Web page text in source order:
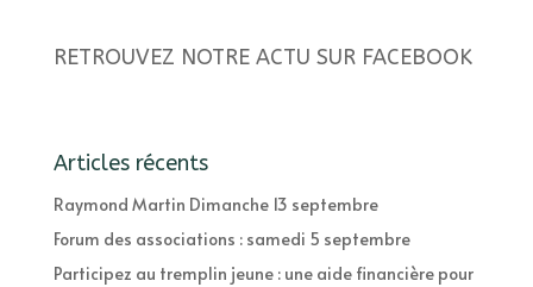
RETROUVEZ NOTRE ACTU SUR FACEBOOK
Articles récents
Raymond Martin Dimanche 13 septembre
Forum des associations : samedi 5 septembre
Participez au tremplin jeune : une aide financière pour